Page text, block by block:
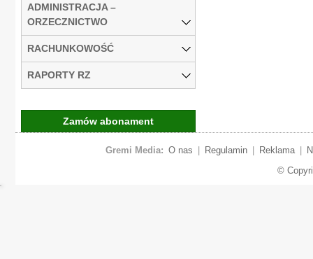
ADMINISTRACJA –
ORZECZNICTWO
RACHUNKOWOŚĆ
RAPORTY RZ
Zamów abonament
Gremi Media: O nas Regulamin Reklama
©